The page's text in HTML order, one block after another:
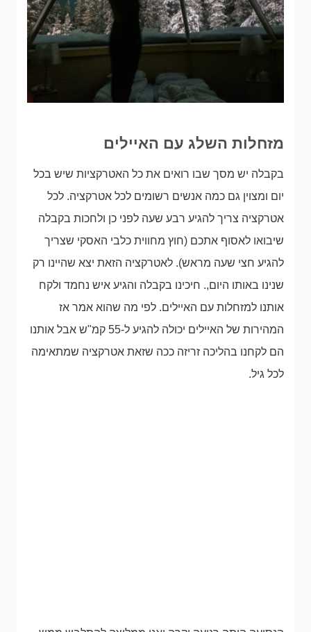
מזחלות השלג עם האיילים
בקבלה יש מסך שבו רואים את כל האטרקציות שיש בכל
יום ומצוין גם כמה אנשים רשומים לכל אטרקציה. לכל
אטרקציה צריך להגיע רבע שעה לפני כן ולחכות בקבלה
שיבואו לאסוף אתכם (חוץ מחווית כלבי האסקי שצריך
להגיע חצי שעה מראש). לאטרקציה הזאת יצא שהיינו רק
שנינו באותו היום,. חיכינו בקבלה והגיע איש נחמד ולקח
אותנו למזחלות עם האיילים. לפי מה שהוא אמר אז
המהירות של האיילים יכולה להגיע ל-55 קמ"ש אבל אותנו
הם לקחנו בהליכה זריזה ככה שזאת אטרקציה שמתאימה
לכל גיל.